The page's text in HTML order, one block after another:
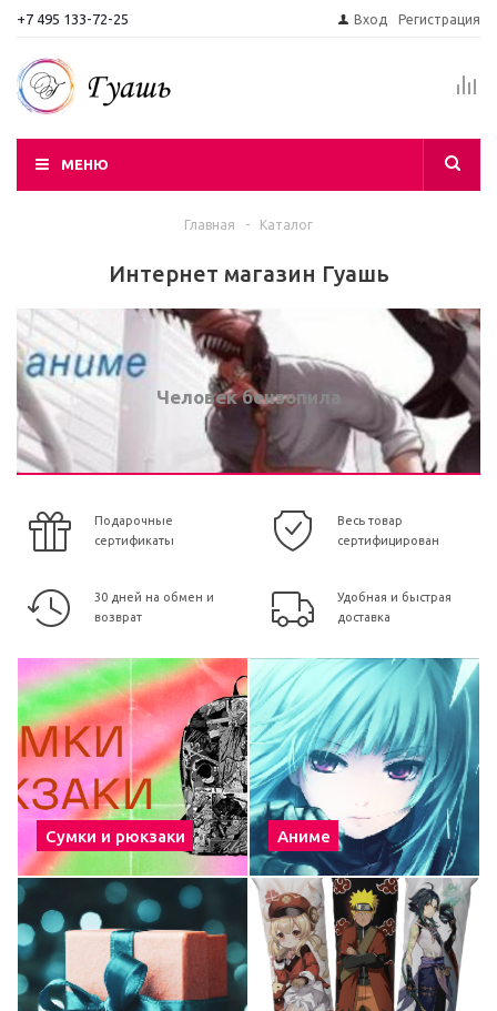
+7 495 133-72-25 Вход Регистрация
МЕНЮ
Главная - Каталог
Интернет магазин Гуашь
Человек бензопила
Подарочные
сертификаты
Весь товар
сертифицирован
30 дней на обмен и
возврат
Удобная и быстрая
доставка
Сумки и рюкзаки Аниме